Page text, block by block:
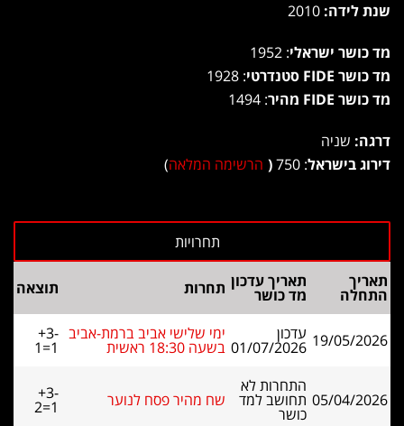
שנת לידה:
מד כושר ישראלי: 1952
מד כושר FIDE סטנדרטי
: 1928
מד כושר FIDE מהיר
: 1494
דרגה: שניה
דירוג בישראל: 750
( הרשימה המלאה)
תאריך
התחלה
תאריך עדכון
מד כושר תחרות תוצאה
19/05/2026 עדכון
01/07/2026
ימי שלישי אביב ברמת-אביב
בשעה 18:30 ראשית
+3-
1=1
05/04/2026
התחרות לא
תחושב למד
כושר
שח מהיר פסח לנוער +3-
2=1